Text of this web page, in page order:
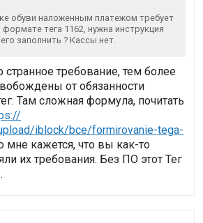
обуви наложенным платежом требует
тега 1162, нужна инструкция
заполнить ? Кассы нет.
требование, тем более
от обязанности
Там сложная формула, почитать
iblock/bce/formirovanie-tega-
мне кажется, что вы как-то
их требования. Без ПО этот Тег